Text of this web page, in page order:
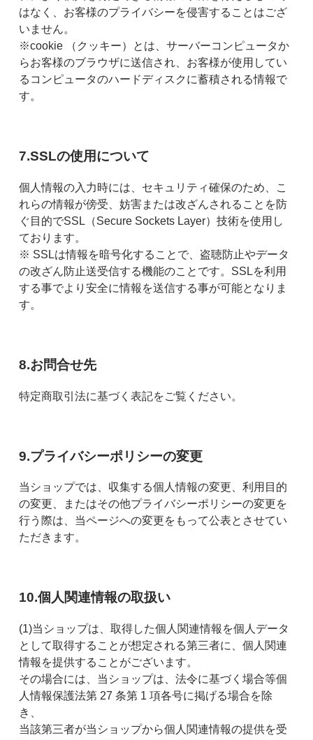
はなく、お客様のプライバシーを侵害することはござ
いません。
※cookie （クッキー）とは、サーバーコンピュータか
らお客様のブラウザに送信され、お客様が使用してい
るコンピュータのハードディスクに蓄積される情報で
す。
7.SSLの使用について
個人情報の入力時には、セキュリティ確保のため、こ
れらの情報が傍受、妨害または改ざんされることを防
ぐ目的でSSL（Secure Sockets Layer）技術を使用し
ております。
※ SSLは情報を暗号化することで、盗聴防止やデータ
の改ざん防止送受信する機能のことです。SSLを利用
する事でより安全に情報を送信する事が可能となりま
す。
8.お問合せ先
特定商取引法に基づく表記をご覧ください。
9.プライバシーポリシーの変更
当ショップでは、収集する個人情報の変更、利用目的
の変更、またはその他プライバシーポリシーの変更を
行う際は、当ページへの変更をもって公表とさせてい
ただきます。
10.個人関連情報の取扱い
(1)当ショップは、取得した個人関連情報を個人データ
として取得することが想定される第三者に、個人関連
情報を提供することがございます。
その場合には、当ショップは、法令に基づく場合等個
人情報保護法第 27 条第 1 項各号に掲げる場合を除
き、
当該第三者が当ショップから個人関連情報の提供を受